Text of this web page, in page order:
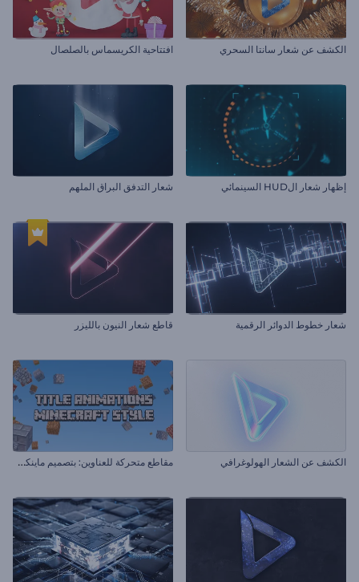
الكشف عن شعار سانتا السحري افتتاحية الكريسماس بالصلصال
إظهار شعار الHUD السينمائي شعار التدفق البراق الملهم
شعار خطوط الدوائر الرقمية قاطع شعار النيون بالليزر
الكشف عن الشعار الهولوغرافي م
قاطع متحركة للعناوين: بتصميم ماينكرافت